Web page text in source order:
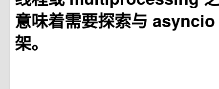
意味着需要探索与
架。